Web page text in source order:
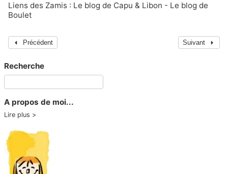
Liens des Zamis : Le blog de Capu & Libon - Le blog de
Boulet
Précédent Suivant
Recherche
A propos de moi...
Lire plus